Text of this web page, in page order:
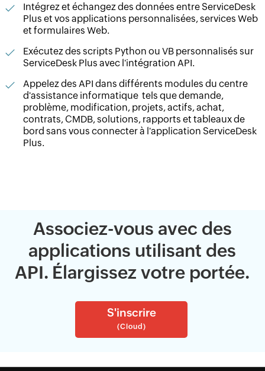
Intégrez et échangez des données entre ServiceDesk
Plus et vos applications personnalisées, services Web
et formulaires Web.
Exécutez des scripts Python ou VB personnalisés sur
ServiceDesk Plus avec l'intégration API.
Appelez des API dans différents modules du centre
d'assistance informatique tels que demande,
problème, modification, projets, actifs, achat,
contrats, CMDB, solutions, rapports et tableaux de
bord sans vous connecter à l'application ServiceDesk
Plus.
Associez-vous avec des
applications utilisant des
API. Élargissez votre portée.
S'inscrire
(Cloud)